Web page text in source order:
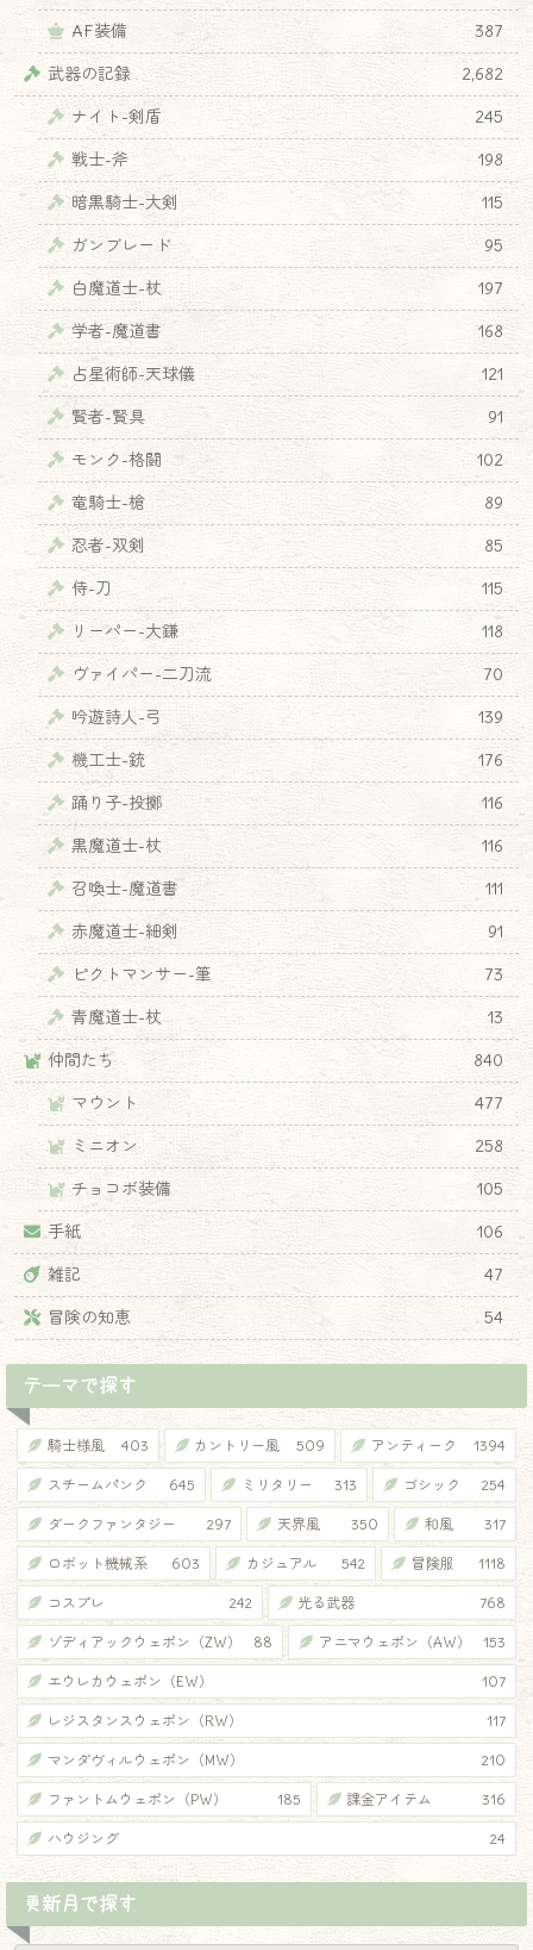
AF装備
387
武器の記録
2,682
ナイト-剣盾
245
戦士-斧
198
暗黒騎士-大剣
115
ガンブレード
95
白魔道士-杖
197
学者-魔道書
168
占星術師-天球儀
121
賢者-賢具
91
モンク-格闘
102
竜騎士-槍
89
忍者-双剣
85
侍-刀
115
リーパー-大鎌
118
ヴァイパー-二刀流
70
吟遊詩人-弓
139
機工士-銃
176
踊り子-投擲
116
黒魔道士-杖
116
召喚士-魔道書
111
赤魔道士-細剣
91
ピクトマンサー-筆
73
青魔道士-杖
13
仲間たち
840
マウント
477
ミニオン
258
チョコボ装備
105
手紙
106
雑記
47
冒険の知恵
54
テーマで探す
騎士様風 403 カントリー風 509 アンティーク 1394
スチームパンク 645 ミリタリー 313 ゴシック 254
ダークファンタジー 297 天界風 350 和風 317
ロボット機械系 603 カジュアル 542 冒険服 1118
コスプレ 242 光る武器 768
ゾディアックウェポン（ZW） 88 アニマウェポン（AW） 153
エウレカウェポン（EW） 107
レジスタンスウェポン（RW） 117
マンダヴィルウェポン（MW） 210
ファントムウェポン（PW） 185 課金アイテム 316
ハウジング 24
更新月で探す